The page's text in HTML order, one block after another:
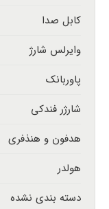
کابل صدا
وایرلس شارژ
پاوربانک
شارژر فندکی
هدفون و هنذفری
هولدر
دسته بندی نشده